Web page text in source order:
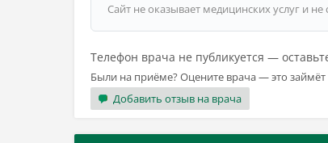
Сайт не оказывает медицинских услуг и
Телефон врача не публикуется —
Были на приёме? Оцените врача — это
Добавить отзыв на врача